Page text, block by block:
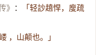
》 ：
「轻訬趬悍，廋疏
嵝 ，山颠也。」